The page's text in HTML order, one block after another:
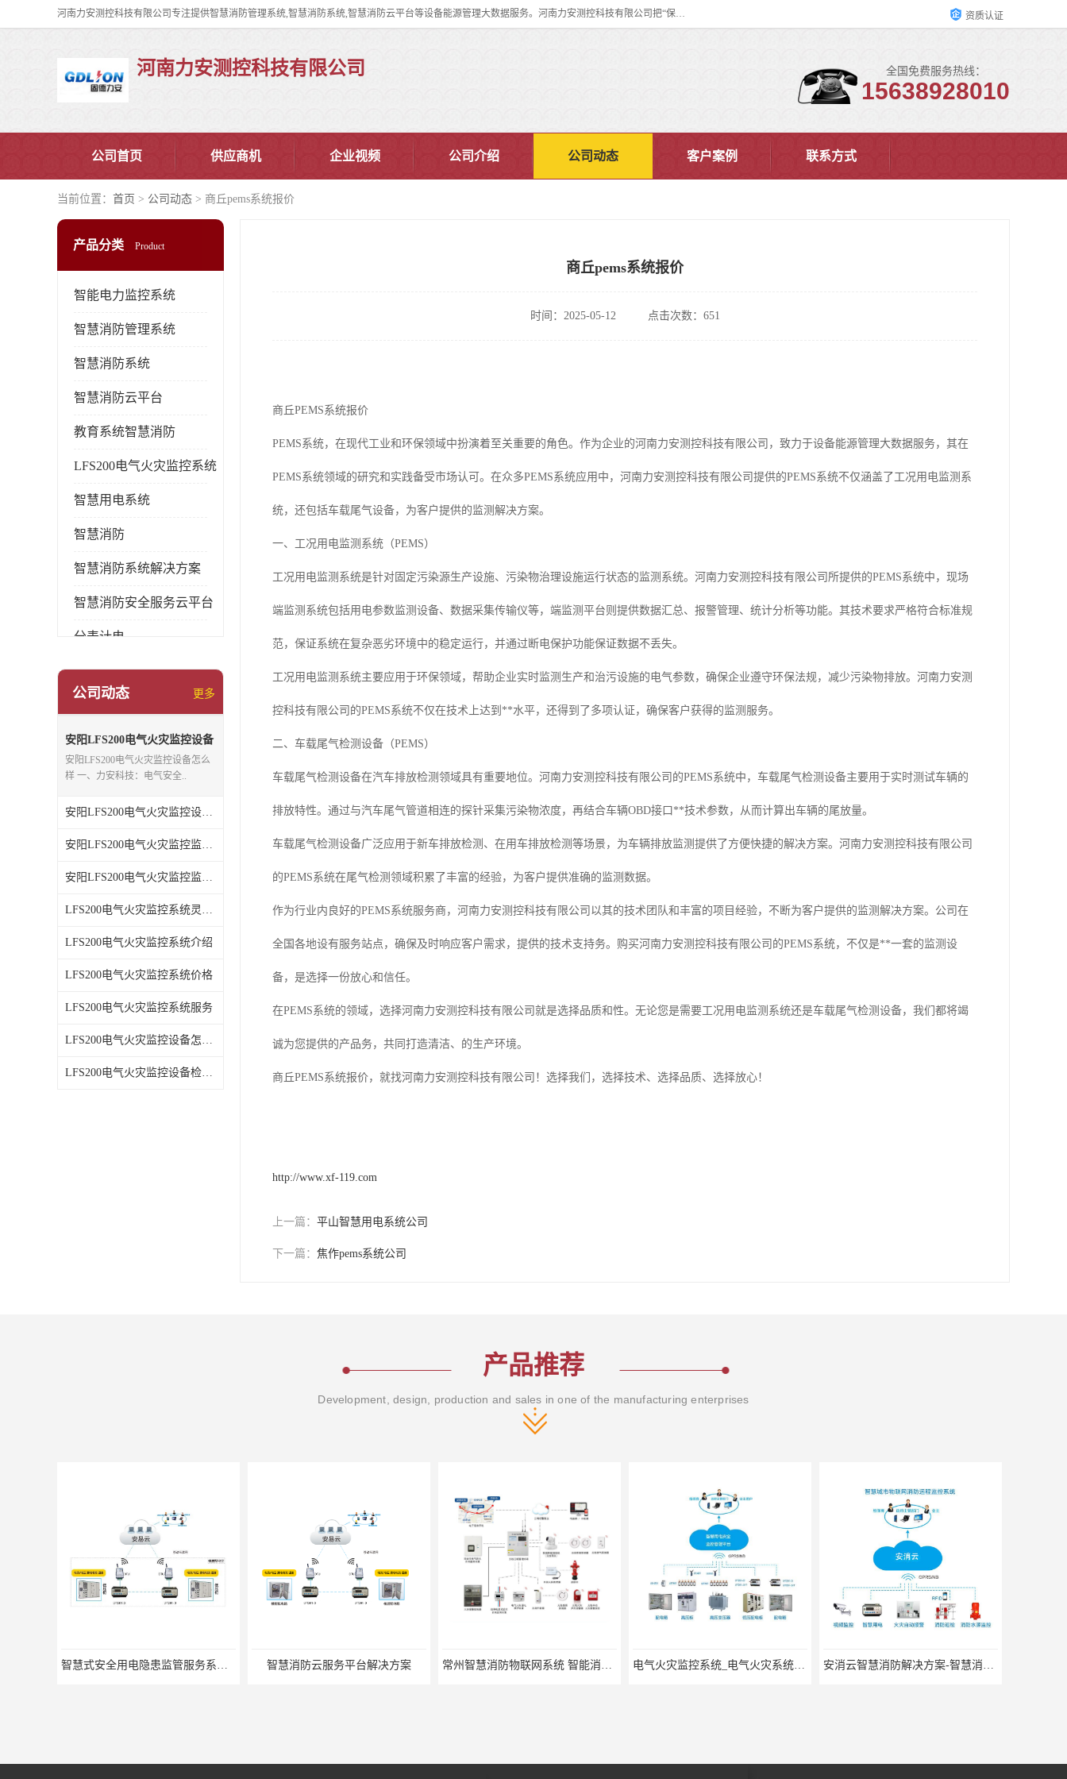
河南力安测控科技有限公司专注提供智慧消防管理系统,智慧消防系统,智慧消防云平台等设备能源管理大数据服务。河南力安测控科技有限公司把“保障设备运行安全可控,让设备管理变得简单”确定为力安的历史使命。 资质认证
河南力安测控科技有限公司 全国免费服务热线：
15638928010
公司首页 供应商机 企业视频 公司介绍 公司动态 客户案例 联系方式
当前位置： 首页 > 公司动态 > 商丘pems系统报价
产品分类 Product
智能电力监控系统
智慧消防管理系统
智慧消防系统
智慧消防云平台
教育系统智慧消防
LFS200电气火灾监控系统
智慧用电系统
智慧消防
智慧消防系统解决方案
智慧消防安全服务云平台
分表计电
环保用电监管系统
公司动态 更多
安阳LFS200电气火灾监控设备
怎么样
安阳LFS200电气火灾监控设备怎么
样 一、力安科技：电气安全..
安阳LFS200电气火灾监控设备检测标准如何
安阳LFS200电气火灾监控监测软件
安阳LFS200电气火灾监控监测服务
LFS200电气火灾监控系统灵敏度怎么样
LFS200电气火灾监控系统介绍
LFS200电气火灾监控系统价格
LFS200电气火灾监控系统服务
LFS200电气火灾监控设备怎么样
LFS200电气火灾监控设备检测标准如何
商丘pems系统报价
时间：2025-05-12 点击次数：651
商丘PEMS系统报价
PEMS系统，在现代工业和环保领域中扮演着至关重要的角色。作为企业的河南力安测控科技有限公司，致力于设备能源管理大数据服务，其在
PEMS系统领域的研究和实践备受市场认可。在众多PEMS系统应用中，河南力安测控科技有限公司提供的PEMS系统不仅涵盖了工况用电监测系
统，还包括车载尾气设备，为客户提供的监测解决方案。
一、工况用电监测系统（PEMS）
工况用电监测系统是针对固定污染源生产设施、污染物治理设施运行状态的监测系统。河南力安测控科技有限公司所提供的PEMS系统中，现场
端监测系统包括用电参数监测设备、数据采集传输仪等，端监测平台则提供数据汇总、报警管理、统计分析等功能。其技术要求严格符合标准规
范，保证系统在复杂恶劣环境中的稳定运行，并通过断电保护功能保证数据不丢失。
工况用电监测系统主要应用于环保领域，帮助企业实时监测生产和治污设施的电气参数，确保企业遵守环保法规，减少污染物排放。河南力安测
控科技有限公司的PEMS系统不仅在技术上达到**水平，还得到了多项认证，确保客户获得的监测服务。
二、车载尾气检测设备（PEMS）
车载尾气检测设备在汽车排放检测领域具有重要地位。河南力安测控科技有限公司的PEMS系统中，车载尾气检测设备主要用于实时测试车辆的
排放特性。通过与汽车尾气管道相连的探针采集污染物浓度，再结合车辆OBD接口**技术参数，从而计算出车辆的尾放量。
车载尾气检测设备广泛应用于新车排放检测、在用车排放检测等场景，为车辆排放监测提供了方便快捷的解决方案。河南力安测控科技有限公司
的PEMS系统在尾气检测领域积累了丰富的经验，为客户提供准确的监测数据。
作为行业内良好的PEMS系统服务商，河南力安测控科技有限公司以其的技术团队和丰富的项目经验，不断为客户提供的监测解决方案。公司在
全国各地设有服务站点，确保及时响应客户需求，提供的技术支持务。购买河南力安测控科技有限公司的PEMS系统，不仅是**一套的监测设
备，是选择一份放心和信任。
在PEMS系统的领域，选择河南力安测控科技有限公司就是选择品质和性。无论您是需要工况用电监测系统还是车载尾气检测设备，我们都将竭
诚为您提供的产品务，共同打造清洁、的生产环境。
商丘PEMS系统报价，就找河南力安测控科技有限公司！选择我们，选择技术、选择品质、选择放心！
http://www.xf-119.com
上一篇： 平山智慧用电系统公司
下一篇： 焦作pems系统公司
产品推荐
Development, design, production and sales in one of the manufacturing enterprises
智慧式安全用电隐患监管服务系统_智慧用电设备 智慧消防云服务平台解决方案 常州智慧消防物联网系统 智能消防物联网系统 电气火灾监控系统_电气火灾系统厂家 安消云智慧消防解决方案-智慧消防物联网解决方案